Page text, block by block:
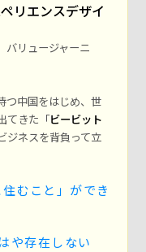
リエンスデザイ
バリュージャーニ
つ中国をはじめ、世
てきた「ビービット
ジネスを背負って立
むこと」ができ
や存在しない